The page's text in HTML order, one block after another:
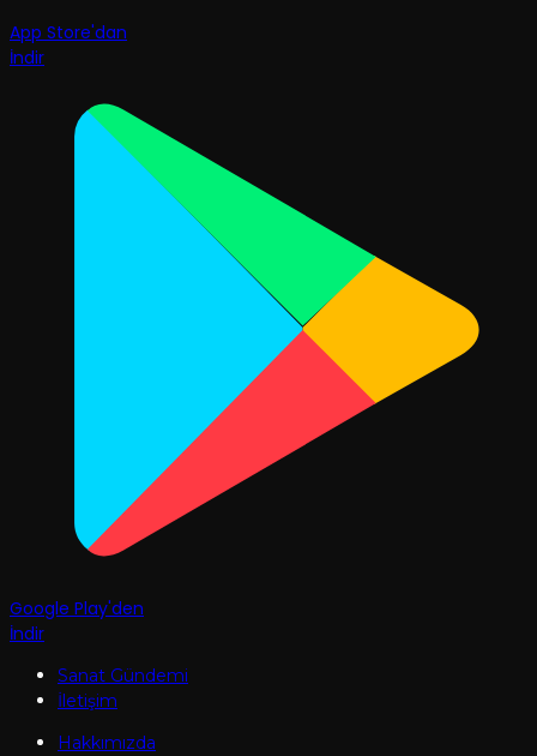
App Store'dan
İndir
Google Play'den
İndir
Sanat Gündemi
İletişim
Hakkımızda